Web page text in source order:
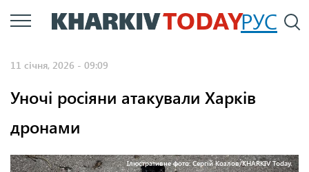
Перейти
до
РУС
11 січня, 2026 - 09:09
Уночі росіяни атакували Харків
дронами
Ілюстративне фото: Сергій Козлов/KHARKIV Today.